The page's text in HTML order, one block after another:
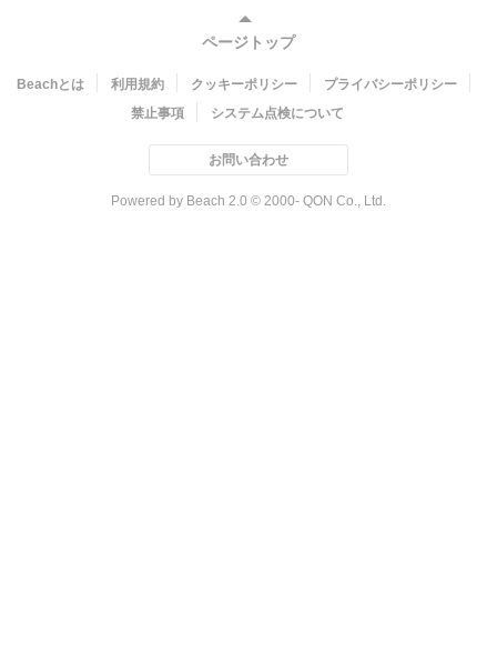
ページトップ
Beachとは 利用規約 クッキーポリシー
プライバシーポリシー
禁止事項
システム点検について
お問い合わせ
Powered by Beach 2.0 © 2000- QON Co., Ltd.